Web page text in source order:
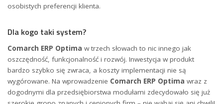
osobistych preferencji klienta.
Dla kogo taki system?
Comarch ERP Optima w trzech słowach to nic innego jak
oszczędność, funkcjonalność i rozwój. Inwestycja w produkt
bardzo szybko się zwraca, a koszty implementacji nie są
wygórowane. Na wprowadzenie Comarch ERP Optima wraz z
dogodnymi dla przedsiębiorstwa modułami zdecydowało się już